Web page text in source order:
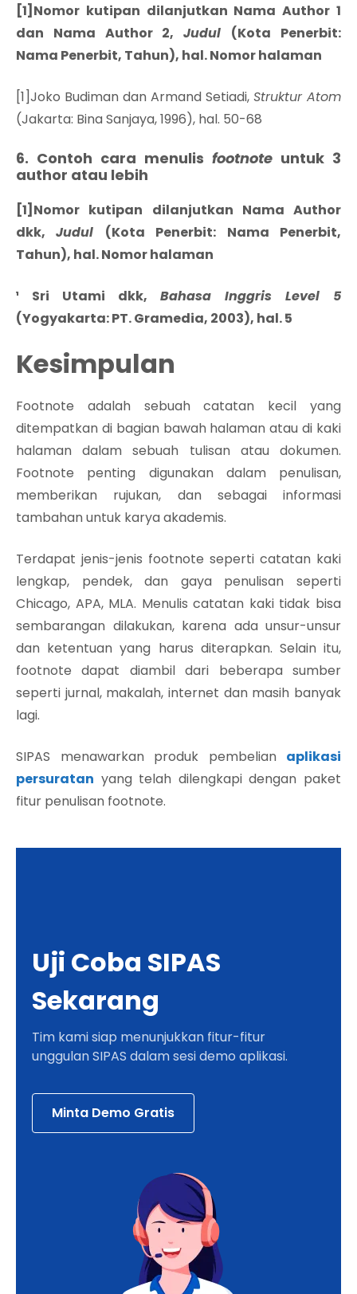
[1]Nomor kutipan dilanjutkan Nama Author 1
dan Nama Author 2,Judul (Kota Penerbit:
Nama Penerbit, Tahun), hal. Nomor halaman
[1]Joko Budiman dan Armand Setiadi, Struktur Atom
(Jakarta: Bina Sanjaya, 1996), hal. 50-68
6. Contoh cara menulis footnote untuk 3
author atau lebih
[1]Nomor kutipan dilanjutkan Nama Author
dkk,Judul (Kota Penerbit: Nama Penerbit,
Tahun), hal. Nomor halaman
¹ Sri Utami dkk, Bahasa Inggris Level 5
(Yogyakarta: PT. Gramedia, 2003), hal. 5
Kesimpulan
Footnote adalah sebuah catatan kecil yang
ditempatkan di bagian bawah halaman atau di kaki
halaman dalam sebuah tulisan atau dokumen.
Footnote penting digunakan dalam penulisan,
memberikan rujukan, dan sebagai informasi
tambahan untuk karya akademis.
Terdapat jenis-jenis footnote seperti catatan kaki
lengkap, pendek, dan gaya penulisan seperti
Chicago, APA, MLA. Menulis catatan kaki tidak bisa
sembarangan dilakukan, karena ada unsur-unsur
dan ketentuan yang harus diterapkan. Selain itu,
footnote dapat diambil dari beberapa sumber
seperti jurnal, makalah, internet dan masih banyak
lagi.
SIPAS menawarkan produk pembelian aplikasi
persuratan yang telah dilengkapi dengan paket
fitur penulisan footnote.
Uji Coba SIPAS
Sekarang
Tim kami siap menunjukkan fitur-fitur
unggulan SIPAS dalam sesi demo aplikasi.
Minta Demo Gratis